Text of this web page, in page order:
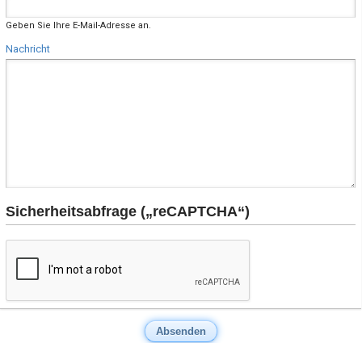
Geben Sie Ihre E-Mail-Adresse an.
Nachricht
Sicherheitsabfrage („reCAPTCHA“)